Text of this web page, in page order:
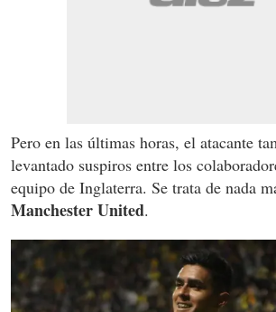
Pero en las últimas horas, el atacante
levantado suspiros entre los
equipo de Inglaterra. Se trata de nada
Manchester United.